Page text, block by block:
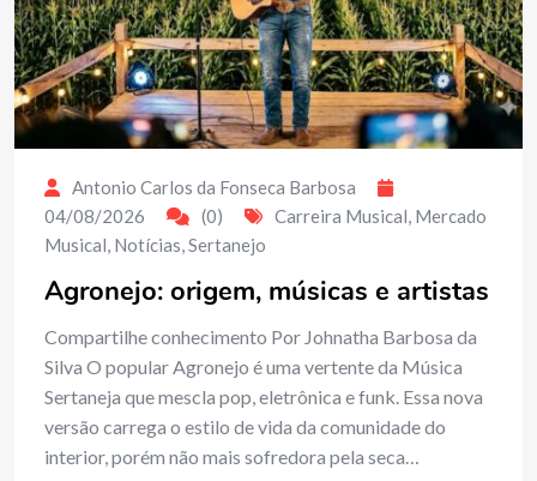
Antonio Carlos da Fonseca Barbosa
04/08/2026
(0) Carreira Musical, Mercado
Musical, Notícias,Sertanejo
Agronejo: origem, músicas e artistas
Compartilhe conhecimento Por Johnatha Barbosa da
Silva O popular Agronejo é uma vertente da Música
Sertaneja que mescla pop, eletrônica e funk. Essa nova
versão carrega o estilo de vida da comunidade do
interior, porém não mais sofredora pela seca…